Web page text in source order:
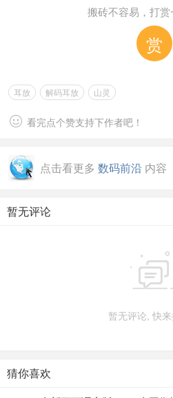
搬砖不容易，打
赏
耳放 解码耳放 山灵
 看完点个赞支持下作者吧！
点击看更多 数码前沿 内容
暂无评论
暂无评论, 快
猜你喜欢